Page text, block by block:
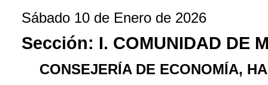
Sábado 10 de Enero de 2026
Sección: I. COMUNIDAD DE
CONSEJERÍA DE ECONOMÍA,